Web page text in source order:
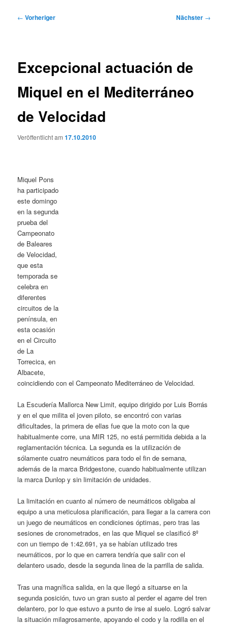
Beitragsnavigation
← Vorheriger Nächster →
Excepcional actuación de
Miquel en el Mediterráneo
de Velocidad
Veröffentlicht am17.10.2010
Miquel Pons
ha participado
este domingo
en la segunda
prueba del
Campeonato
de Baleares
de Velocidad,
que esta
temporada se
celebra en
diferentes
circuitos de la
península, en
esta ocasión
en el Circuito
de La
Torrecica, en
Albacete,
coincidiendo con el Campeonato Mediterráneo de Velocidad.
La Escudería Mallorca New Limit, equipo dirigido por Luis Borrás
y en el que milita el joven piloto, se encontró con varias
dificultades, la primera de ellas fue que la moto con la que
habitualmente corre, una MIR 125, no está permitida debida a la
reglamentación técnica. La segunda es la utilización de
sólamente cuatro neumáticos para todo el fin de semana,
además de la marca Bridgestone, cuando habitualmente utilizan
la marca Dunlop y sin limitación de unidades.
La limitación en cuanto al número de neumáticos obligaba al
equipo a una meticulosa planificación, para llegar a la carrera con
un juego de neumáticos en condiciones óptimas, pero tras las
sesiones de cronometrados, en las que Miquel se clasificó 8º
con un tiempo de 1:42.691, ya se habían utilizado tres
neumáticos, por lo que en carrera tendría que salir con el
delantero usado, desde la segunda linea de la parrilla de salida.
Tras una magnífica salida, en la que llegó a situarse en la
segunda posición, tuvo un gran susto al perder el agarre del tren
delantero, por lo que estuvo a punto de irse al suelo. Logró salvar
la situación milagrosamente, apoyando el codo y la rodilla en el